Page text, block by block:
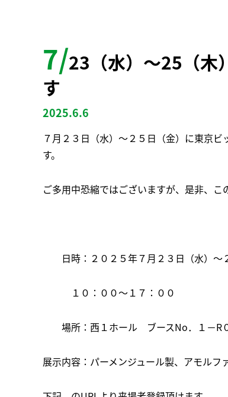
7/23（水）～25（木
す
2025.6.6
７月２３日（水）～２５日（金）に東京
す。
ご多用中恐縮ではございますが、是非、こ
日時：２０２５年７月２３日（水）～
１０：００～１７：００
場所：西１ホール ブースNo．１－R
展示内容：パーメンジュール製、アモルフ